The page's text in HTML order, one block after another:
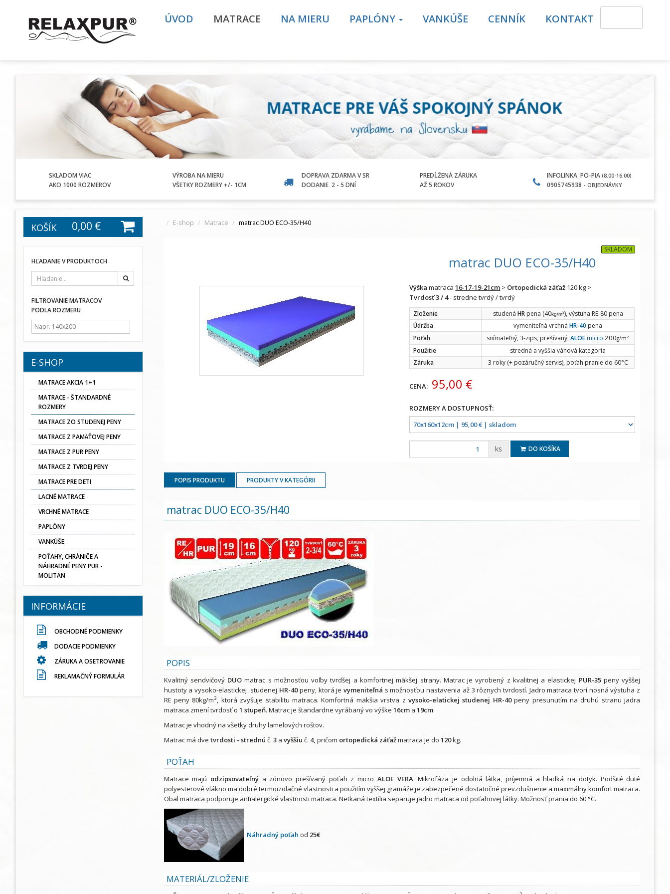
ÚVOD MATRACE NA MIERU PAPLÓNY VANKÚŠE CENNÍK KONTAKT
SKLADOM VIAC
AKO 1000 ROZMEROV
VÝROBA NA MIERU
VŠETKY ROZMERY +/- 1CM
DOPRAVA ZDARMA V SR
DODANIE 2 - 5 DNÍ
PREDĹŽENÁ ZÁRUKA
AŽ 5 ROKOV
INFOLINKA PO-PIA (8.00-16.00)
0905745938 - OBJEDNÁVKY
E-shop Matrace matrac DUO ECO-35/H40
matrac DUO ECO-35/H40
SKLADOM
Výška matraca16-17-19-21cm > Ortopedická záťaž 120 kg >
Tvrdosť3 / 4- stredne tvrdý / tvrdý
Zloženie studená HR pena (40kg/m3), výstuha RE-80 pena
Údržba
vymeniteľná vrchnáHR-40 pena
Poťah
snímateľný, 3-zips, prešívaný,ALOEmicro 200g/m2
Použitie
stredná a vyššia váhová kategoria
Záruka
3 roky (+ pozáručný servis), poťah pranie do 60°C
CENA: 95,00 €
ks DO KOŠÍKA
POPIS PRODUKTU PRODUKTY V KATEGÓRII
matrac DUO ECO-35/H40
POPIS
Kvalitný sendvičový DUO matrac s možnosťou voľby tvrdšej a komfortnej mäkšej strany. Matrac je vyrobený z kvalitnej a elastickej PUR-35peny vyššej
hustoty a vysoko-elastickej studenej HR-40peny, ktorá je vymeniteľná s možnosťou nastavenia až 3 rôznych tvrdostí. Jadro matraca tvorí nosná výstuha z
RE peny 80kg/m3, ktorá zvyšuje stabilitu matraca. Komfortná mäkšia vrstva zvysoko-elatickej studenej HR-40peny presunutím na druhú stranu jadra
matraca zmení tvrdosť o 1 stupeň. Matrac je štandardne vyrábaný vo výške 16cma 19cm.
Matrac je vhodný na všetky druhy lamelových roštov.
Matrac má dve tvrdosti - strednú č. 3 a vyššiu č. 4, pričom ortopedická záťažmatraca je do 120kg.
POŤAH
Matrace majú odzipsovateľnýa zónovo prešívaný poťah z micro ALOE VERA. Mikrofáza je odolná látka, príjemná a hladká na dotyk. Podšité duté
polyesterové vlákno ma dobré termoizolačné vlastnosti a použitím vyššej gramáže je zabezpečené dostatočné prevzdušnenie a maximálny komfort matraca.
Obal matraca podporuje antialergické vlastnosti matraca. Netkaná textília separuje jadro matraca od poťahovej látky. Možnosť prania do 60 °C.
Náhradný poťah od 25€
MATERIÁL/ZLOŽENIE
KOŠÍK 0,00 €
HĽADANIE V PRODUKTOCH
FILTROVANIE MATRACOV
PODLA ROZMERU
E-SHOP
MATRACE AKCIA 1+1
MATRACE - ŠTANDARDNÉ
ROZMERY
MATRACE ZO STUDENEJ PENY
MATRACE Z PAMÄŤOVEJ PENY
MATRACE Z PUR PENY
MATRACE Z TVRDEJ PENY
MATRACE PRE DETI
LACNÉ MATRACE
VRCHNÉ MATRACE
PAPLÓNY
VANKÚŠE
POŤAHY, CHRÁNIČE A
NÁHRADNÉ PENY PUR -
MOLITAN
INFORMÁCIE
OBCHODNÉ PODMIENKY
DODACIE PODMIENKY
ZÁRUKA A OSETROVANIE
REKLAMAČNÝ FORMULÁR